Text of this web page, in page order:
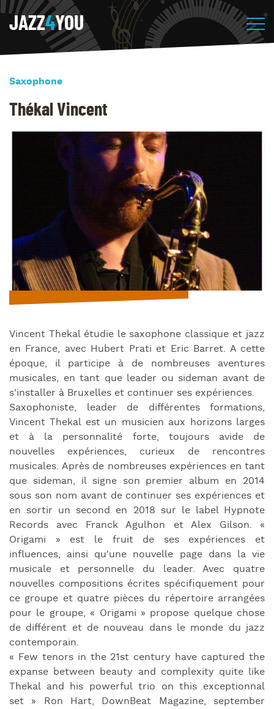
JAZZ4YOU
Saxophone
Thékal Vincent
Vincent Thekal étudie le saxophone classique et jazz
en France, avec Hubert Prati et Eric Barret. A cette
époque, il participe à de nombreuses aventures
musicales, en tant que leader ou sideman avant de
s'installer à Bruxelles et continuer ses expériences.
Saxophoniste, leader de différentes formations,
Vincent Thekal est un musicien aux horizons larges
et à la personnalité forte, toujours avide de
nouvelles expériences, curieux de rencontres
musicales. Après de nombreuses expériences en tant
que sideman, il signe son premier album en 2014
sous son nom avant de continuer ses expériences et
en sortir un second en 2018 sur le label Hypnote
Records avec Franck Agulhon et Alex Gilson. «
Origami » est le fruit de ses expériences et
influences, ainsi qu'une nouvelle page dans la vie
musicale et personnelle du leader. Avec quatre
nouvelles compositions écrites spécifiquement pour
ce groupe et quatre pièces du répertoire arrangées
pour le groupe, « Origami » propose quelque chose
de différent et de nouveau dans le monde du jazz
contemporain.
« Few tenors in the 21st century have captured the
expanse between beauty and complexity quite like
Thekal and his powerful trio on this exceptionnal
set » Ron Hart, DownBeat Magazine, september